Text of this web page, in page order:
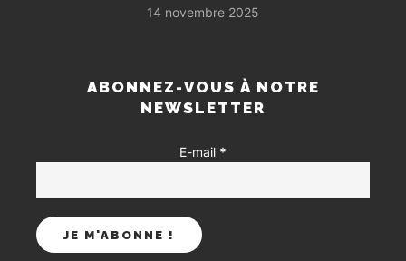
14 novembre 2025
ABONNEZ-VOUS À NOTRE
NEWSLETTER
E-mail *